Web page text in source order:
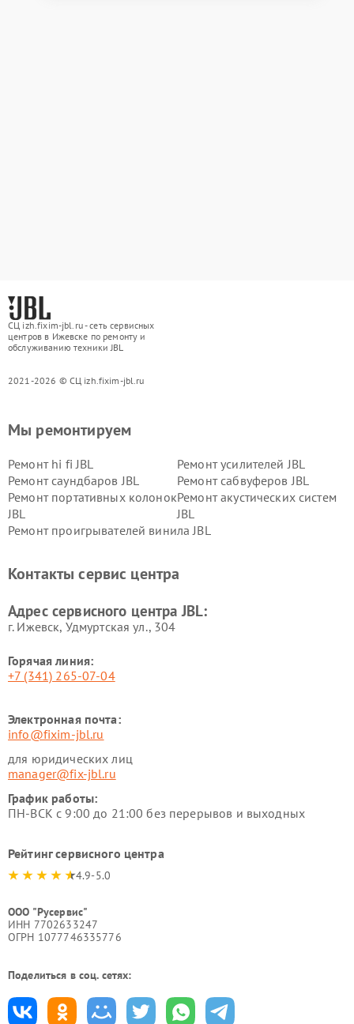
СЦ izh.fixim-jbl.ru - сеть сервисных
центров в Ижевске по ремонту и
обслуживанию техники JBL
2021-2026 © СЦ izh.fixim-jbl.ru
Мы ремонтируем
Ремонт hi fi JBL
Ремонт усилителей JBL
Ремонт саундбаров JBL
Ремонт сабвуферов JBL
Ремонт портативных колонок
JBL
Ремонт акустических систем
JBL
Ремонт проигрывателей винила JBL
Контакты сервис центра
Адрес сервисного центра JBL:
г. Ижевск, Удмуртская ул., 304
Горячая линия:
+7 (341) 265-07-04
Электронная почта:
info@fixim-jbl.ru
для юридических лиц
manager@fix-jbl.ru
График работы:
ПН-ВСК с 9:00 до 21:00 без перерывов и выходных
Рейтинг сервисного центра
4.9-5.0
ООО "Русервис"
ИНН 7702633247
ОГРН 1077746335776
Поделиться в соц. сетях: